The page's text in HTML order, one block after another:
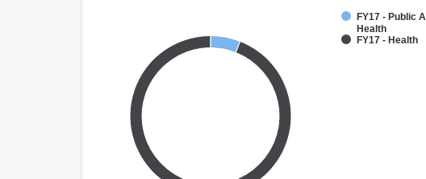
FY17 - Public
Health
FY17 - Health